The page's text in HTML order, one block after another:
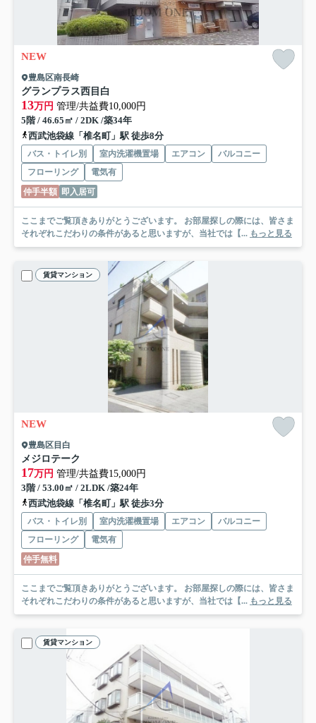
NEW
豊島区南長崎
グランプラス西目白
13万円 管理/共益費10,000円
5階 / 46.65㎡ / 2DK /築34年
西武池袋線「椎名町」駅 徒歩8分
バス・トイレ別 室内洗濯機置場 エアコン
バルコニー
フローリング
電気有
仲手半額 即入居可
ここまでご覧頂きありがとうございます。 お部屋探しの際には、皆さま
それぞれこだわりの条件があると思いますが、当社では【... もっと見る
賃貸マンション
NEW
豊島区目白
メジロテーク
17万円 管理/共益費15,000円
3階 / 53.00㎡ / 2LDK /築24年
西武池袋線「椎名町」駅 徒歩3分
バス・トイレ別 室内洗濯機置場 エアコン
バルコニー
フローリング
電気有
仲手無料
ここまでご覧頂きありがとうございます。 お部屋探しの際には、皆さま
それぞれこだわりの条件があると思いますが、当社では【... もっと見る
賃貸マンション